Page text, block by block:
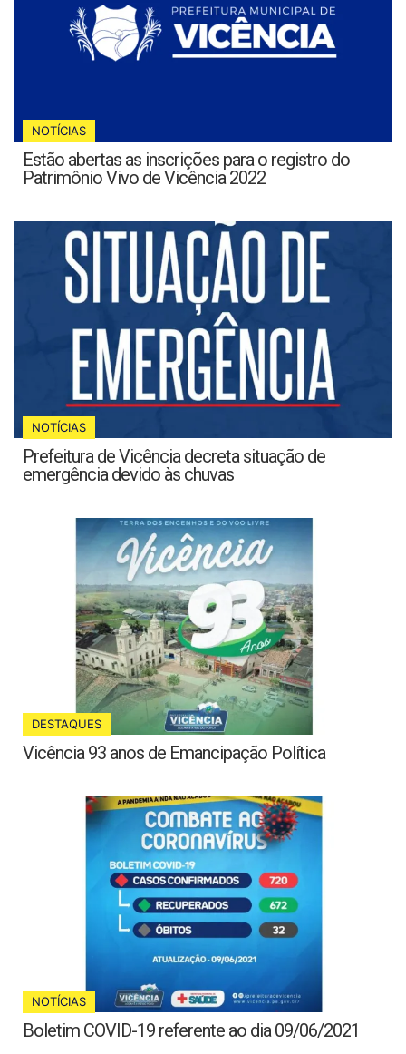
NOTÍCIAS
Estão abertas as inscrições para o registro do
Patrimônio Vivo de Vicência 2022
NOTÍCIAS
Prefeitura de Vicência decreta situação de
emergência devido às chuvas
DESTAQUES
Vicência 93 anos de Emancipação Política
NOTÍCIAS
Boletim COVID-19 referente ao dia 09/06/2021